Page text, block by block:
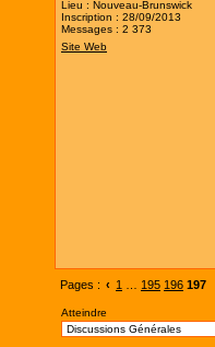
Lieu : Nouveau-Brunswick
Inscription : 28/09/2013
Messages : 2 373
Site Web
Pages : ‹ 1 … 195 196 197
Atteindre